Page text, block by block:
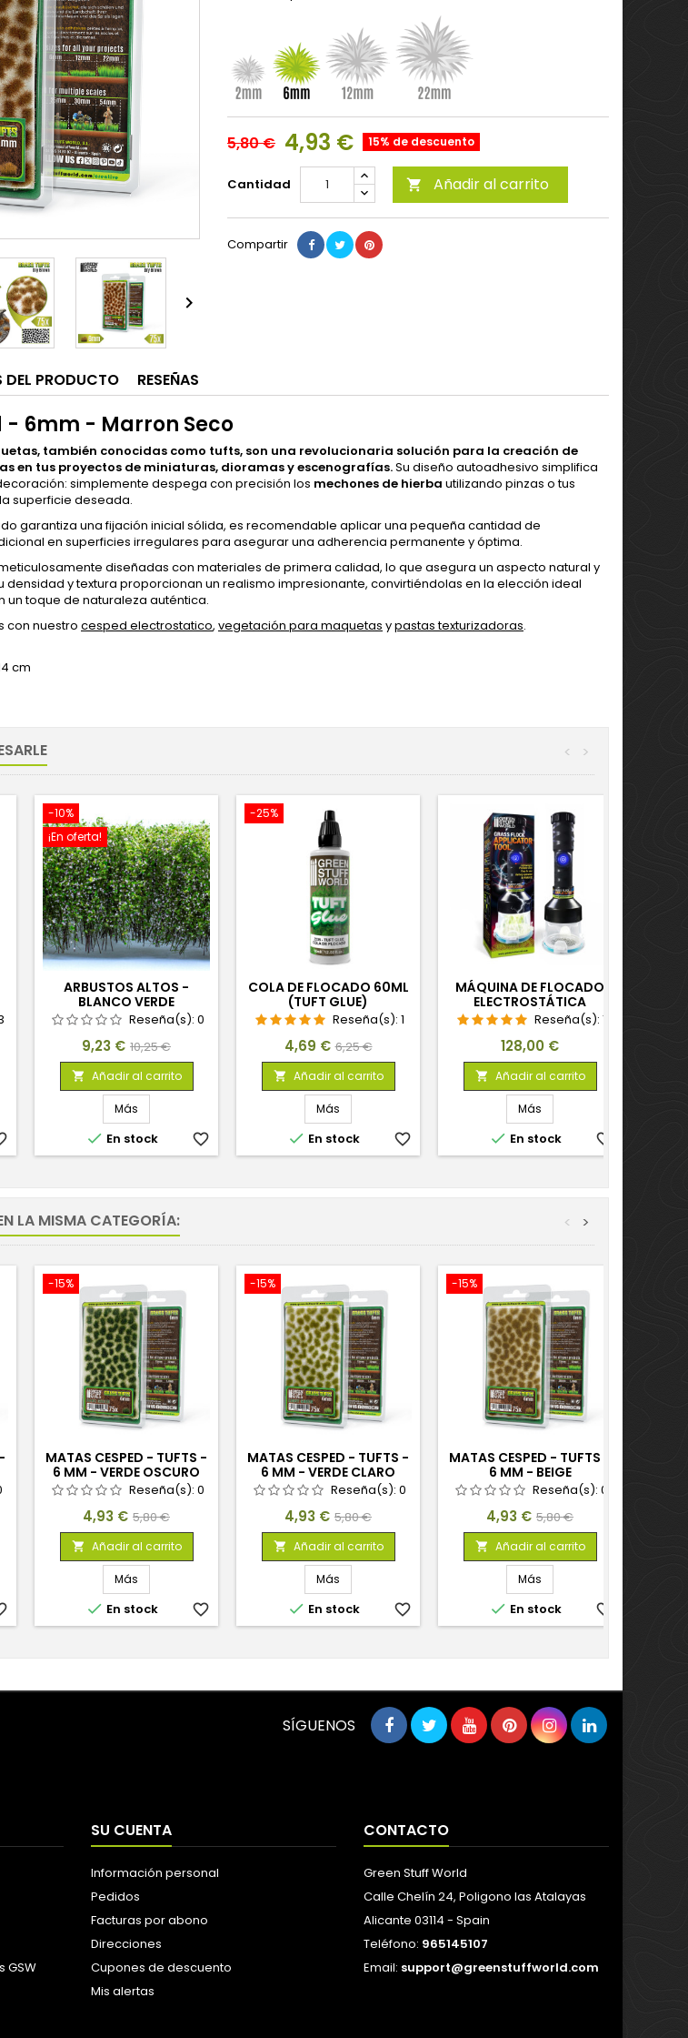

5,80 € 4,93 € 15% de descuento
Cantidad  Añadir al carrito
Compartir
DEL PRODUCTO RESEÑAS
- 6mm - Marron Seco
también conocidas como tufts, son una revolucionaria solución para la creación de
en tus proyectos de miniaturas, dioramas y escenografías.Su diseño autoadhesivo simplifica
simplemente despega con precisión los mechones de hierba utilizando pinzas o tus
superficie deseada.
garantiza una fijación inicial sólida, es recomendable aplicar una pequeña cantidad de
en superficies irregulares para asegurar una adherencia permanente y óptima.
diseñadas con materiales de primera calidad, lo que asegura un aspecto natural y
densidad y textura proporcionan un realismo impresionante, convirtiéndolas en la elección ideal
un toque de naturaleza auténtica.
con nuestro cesped electrostatico, vegetación para maquetas ypastas texturizadoras.
cm
>
<
-10%
¡En oferta!
ARBUSTOS ALTOS -
BLANCO VERDE
Reseña(s): 0
Precio
9,23 € Precio
base
10,25 €
 Añadir al carrito
Más
 En stock favorite_border
-25%
COLA DE FLOCADO 60ML
(TUFT GLUE)
Reseña(s): 1
Precio
4,69 € Precio
base
6,25 €
 Añadir al carrito
Más
 En stock favorite_border
MÁQUINA DE FLOCADO
ELECTROSTÁTICA
PORTÁTILReseña(s): 1
Precio
128,00 €
 Añadir al carrito
Más
 En stock favorite_border
LA MISMA CATEGORÍA: >
<
-15%
MATAS CESPED - TUFTS -
6 MM - VERDE OSCURO
Reseña(s): 0
Precio
4,93 € Precio
base
5,80 €
 Añadir al carrito
Más
 En stock favorite_border
-15%
MATAS CESPED - TUFTS -
6 MM - VERDE CLARO
Reseña(s): 0
Precio
4,93 € Precio
base
5,80 €
 Añadir al carrito
Más
 En stock favorite_border
-15%
MATAS CESPED - TUFTS -
6 MM - BEIGE
Reseña(s): 0
Precio
4,93 € Precio
base
5,80 €
 Añadir al carrito
Más
 En stock favorite_border
SÍGUENOS
GSW
SU CUENTA
Información personal
Pedidos
Facturas por abono
Direcciones
Cupones de descuento
Mis alertas
CONTACTO
Green Stuff World
Calle Chelín 24, Poligono las Atalayas
Alicante 03114 - Spain
Teléfono: 965145107
Email: support@greenstuffworld.com